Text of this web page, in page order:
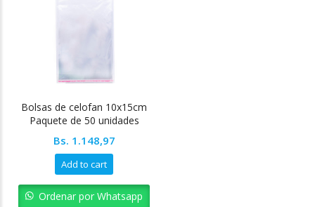
Bolsas de celofan 10x15cm
Paquete de 50 unidades
Bs. 1.148,97
Add to cart
Ordenar por Whatsapp